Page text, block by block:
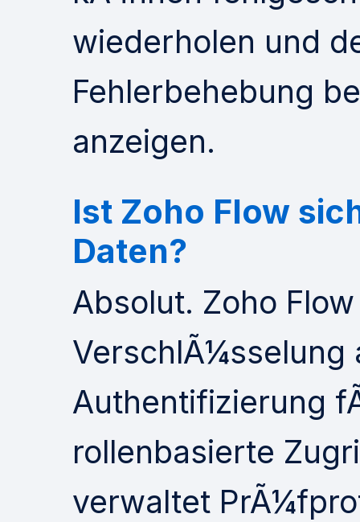
wiederholen und
Fehlerbehebung
anzeigen.
Ist Zoho Flow
Daten?
Absolut. Zoho
VerschlÃ¼sselung
Authentifizierung
rollenbasierte
verwaltet